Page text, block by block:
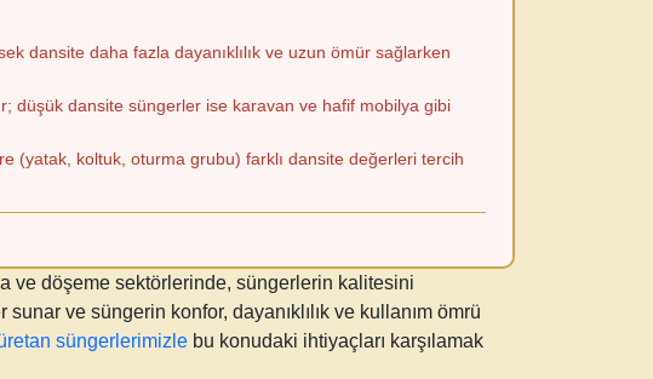
dansite daha fazla dayanıklılık ve uzun ömür sağlarken
düşük dansite süngerler ise karavan ve hafif mobilya gibi
(yatak, koltuk, oturma grubu) farklı dansite değerleri tercih
ve döşeme sektörlerinde, süngerlerin kalitesini
ve süngerin konfor, dayanıklılık ve kullanım ömrü
süngerlerimizle bu konudaki ihtiyaçları karşılamak